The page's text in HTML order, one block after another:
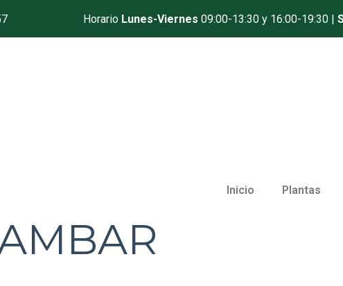
Horario Lunes-Viernes09:00-13:30 y 16:00-19:30 |
Inicio Plantas